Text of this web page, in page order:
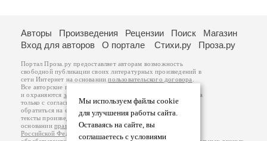
Мы используем файлы cookie
для улучшения работы сайта.
Оставаясь на сайте, вы
соглашаетесь с условиями
Авторы Произведения Рецензии Поиск
Магазин
Вход для авторов
О портале Стихи.ру Проза.ру
Портал Проза.ру предоставляет авторам возможность
свободной публикации своих литературных произведений в
сети Интернет на основаниипользовательского договора
Все авторские права на произведения принадлежат авторам
и охраняются законом
. Перепечатка произведений возможна
только с согласия его автора, к которому вы можете
обратиться на его авторской странице. Ответственность за
тексты произведений авторы несут самостоятельно на
основанииправил публикацииизаконодательства
Российской Федерации